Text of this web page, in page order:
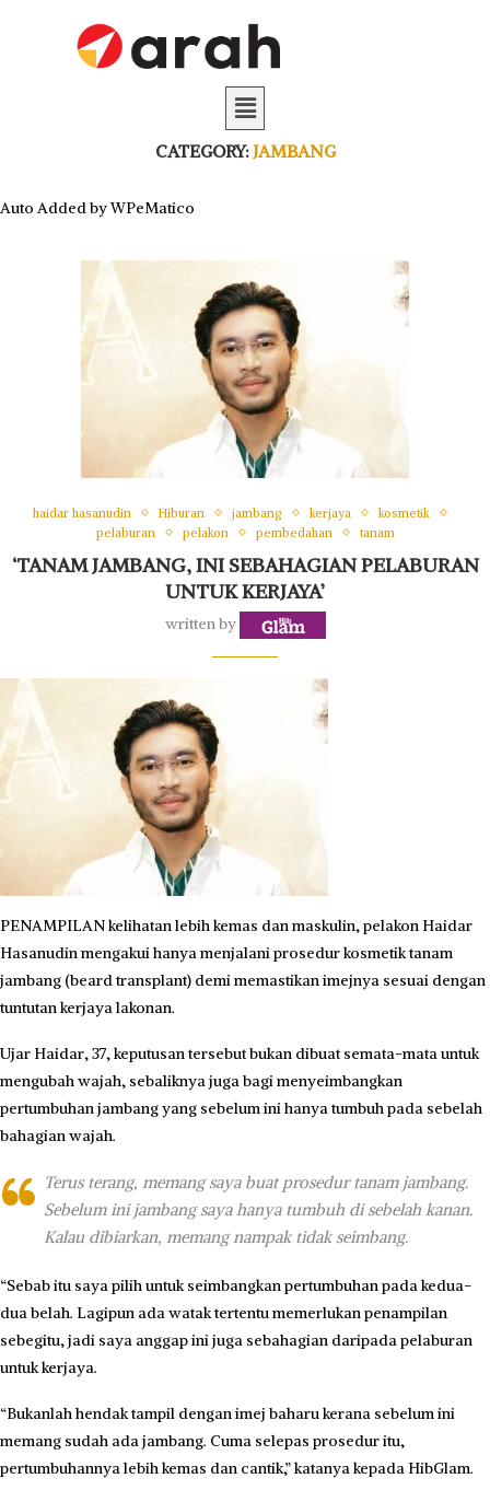
CATEGORY: JAMBANG
Auto Added by WPeMatico
haidar hasanudin Hiburan jambang kerjaya
kosmetik
pelaburan
pelakon pembedahan tanam
‘TANAM JAMBANG, INI SEBAHAGIAN PELABURAN
UNTUK KERJAYA’
written by
PENAMPILAN kelihatan lebih kemas dan maskulin, pelakon Haidar
Hasanudin mengakui hanya menjalani prosedur kosmetik tanam
jambang (beard transplant) demi memastikan imejnya sesuai dengan
tuntutan kerjaya lakonan.
Ujar Haidar, 37, keputusan tersebut bukan dibuat semata-mata untuk
mengubah wajah, sebaliknya juga bagi menyeimbangkan
pertumbuhan jambang yang sebelum ini hanya tumbuh pada sebelah
bahagian wajah.
Terus terang, memang saya buat prosedur tanam jambang.
Sebelum ini jambang saya hanya tumbuh di sebelah kanan.
Kalau dibiarkan, memang nampak tidak seimbang.
“Sebab itu saya pilih untuk seimbangkan pertumbuhan pada kedua-
dua belah. Lagipun ada watak tertentu memerlukan penampilan
sebegitu, jadi saya anggap ini juga sebahagian daripada pelaburan
untuk kerjaya.
“Bukanlah hendak tampil dengan imej baharu kerana sebelum ini
memang sudah ada jambang. Cuma selepas prosedur itu,
pertumbuhannya lebih kemas dan cantik,” katanya kepada HibGlam.